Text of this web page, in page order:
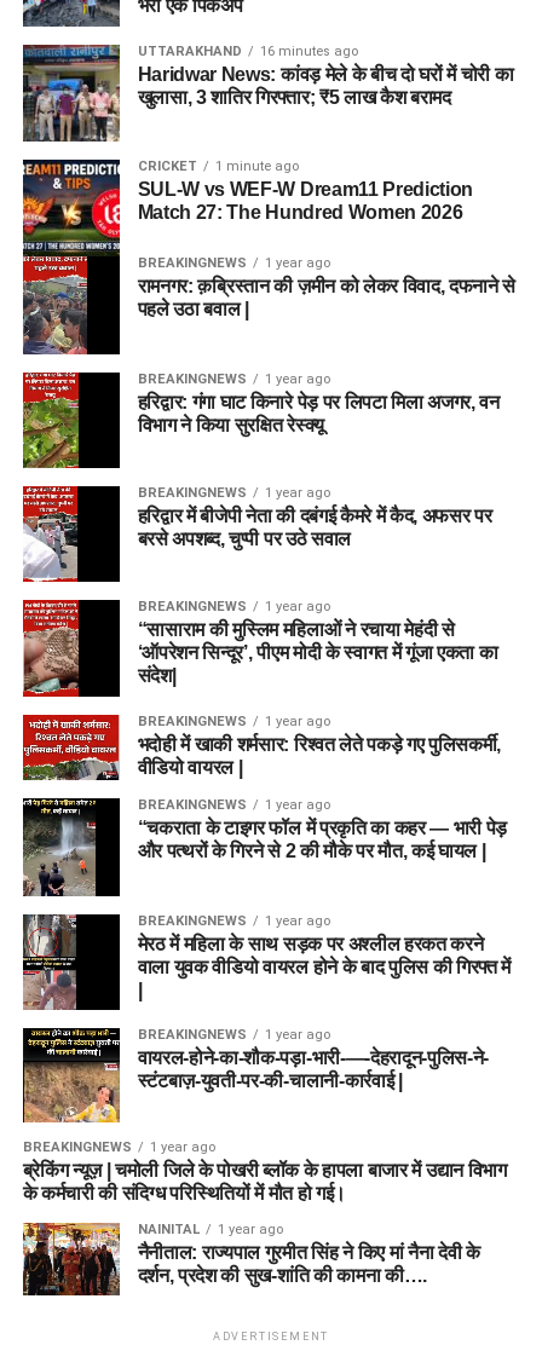
भरा एक पिकअप
UTTARAKHAND 16 minutes ago
Haridwar News: कांवड़ मेले के बीच दो घरों में चोरी का
खुलासा, 3 शातिर गिरफ्तार; ₹5 लाख कैश बरामद
CRICKET 1 minute ago
SUL-W vs WEF-W Dream11 Prediction
Match 27: The Hundred Women 2026
BREAKINGNEWS 1 year ago
रामनगर: क़ब्रिस्तान की ज़मीन को लेकर विवाद, दफनाने से
पहले उठा बवाल |
BREAKINGNEWS 1 year ago
हरिद्वार: गंगा घाट किनारे पेड़ पर लिपटा मिला अजगर, वन
विभाग ने किया सुरक्षित रेस्क्यू
BREAKINGNEWS 1 year ago
हरिद्वार में बीजेपी नेता की दबंगई कैमरे में कैद, अफसर पर
बरसे अपशब्द, चुप्पी पर उठे सवाल
BREAKINGNEWS 1 year ago
“सासाराम की मुस्लिम महिलाओं ने रचाया मेहंदी से
‘ऑपरेशन सिन्दूर’, पीएम मोदी के स्वागत में गूंजा एकता का
संदेश|
BREAKINGNEWS 1 year ago
भदोही में खाकी शर्मसार: रिश्वत लेते पकड़े गए पुलिसकर्मी,
वीडियो वायरल |
BREAKINGNEWS 1 year ago
“चकराता के टाइगर फॉल में प्रकृति का कहर — भारी पेड़
और पत्थरों के गिरने से 2 की मौके पर मौत, कई घायल |
BREAKINGNEWS 1 year ago
मेरठ में महिला के साथ सड़क पर अश्लील हरकत करने
वाला युवक वीडियो वायरल होने के बाद पुलिस की गिरफ्त में
BREAKINGNEWS 1 year ago
वायरल-होने-का-शौक-पड़ा-भारी-—-देहरादून-पुलिस-ने-
स्टंटबाज़-युवती-पर-की-चालानी-कार्रवाई |
BREAKINGNEWS 1 year ago
ब्रेकिंग न्यूज़ | चमोली जिले के पोखरी ब्लॉक के हापला बाजार में उद्यान विभाग
के कर्मचारी की संदिग्ध परिस्थितियों में मौत हो गई।
NAINITAL 1 year ago
नैनीताल: राज्यपाल गुरमीत सिंह ने किए मां नैना देवी के
दर्शन, प्रदेश की सुख-शांति की कामना की….
ADVERTISEMENT